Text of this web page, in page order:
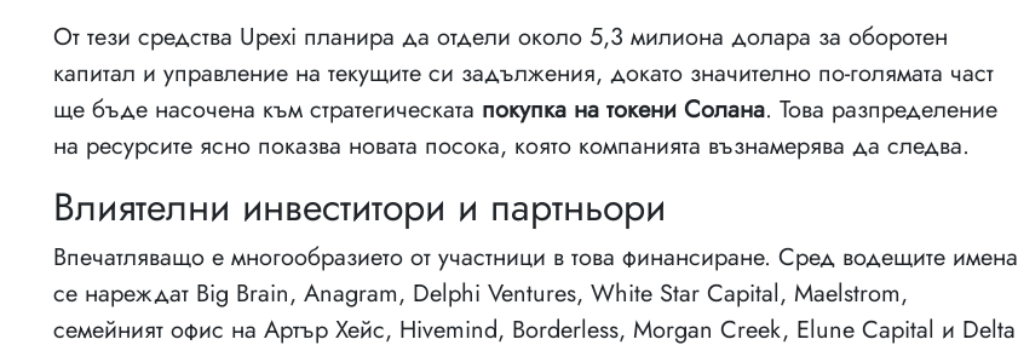
От тези средства Upexi планира да отдели около 5,3 милиона долара за оборотен
капитал и управление на текущите си задължения, докато значително по-голямата част
ще бъде насочена към стратегическата покупка на токени Солана. Това разпределение
на ресурсите ясно показва новата посока, която компанията възнамерява да следва.
Влиятелни инвеститори и партньори
Впечатляващо е многообразието от участници в това финансиране. Сред водещите имена
се нареждат Big Brain, Anagram, Delphi Ventures, White Star Capital, Maelstrom,
семейният офис на Артър Хейс, Hivemind, Borderless, Morgan Creek, Elune Capital и Delta